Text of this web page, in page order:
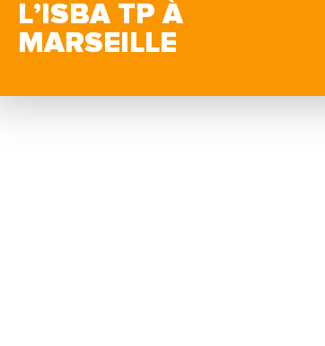
L’ISBA TP À
MARSEILLE